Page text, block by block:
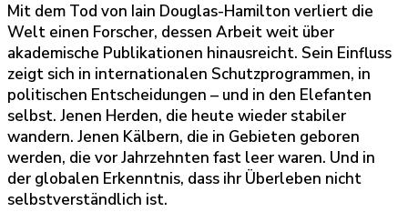
Mit dem Tod von Iain Douglas-Hamilton verliert die
Welt einen Forscher, dessen Arbeit weit über
akademische Publikationen hinausreicht. Sein Einfluss
zeigt sich in internationalen Schutzprogrammen, in
politischen Entscheidungen – und in den Elefanten
selbst. Jenen Herden, die heute wieder stabiler
wandern. Jenen Kälbern, die in Gebieten geboren
werden, die vor Jahrzehnten fast leer waren. Und in
der globalen Erkenntnis, dass ihr Überleben nicht
selbstverständlich ist.